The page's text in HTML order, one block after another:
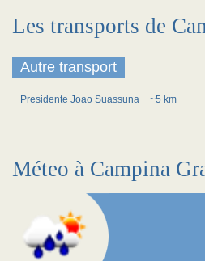
Les transports de
Autre transport
Presidente Joao Suassuna ~5 km
Méteo à Campina